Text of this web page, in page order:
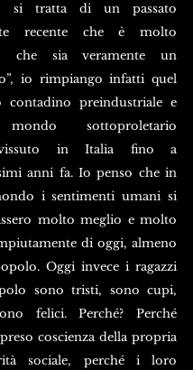
si tratta di un passato
recente che è molto
che sia veramente un
io rimpiango infatti quel
contadino preindustriale e
sottoproletario
in Italia fino a
anni fa. Io penso che in
i sentimenti umani si
molto meglio e molto
di oggi, almeno
Oggi invece i ragazzi
sono tristi, sono cupi,
felici. Perché? Perché
coscienza della propria
sociale, perché i loro